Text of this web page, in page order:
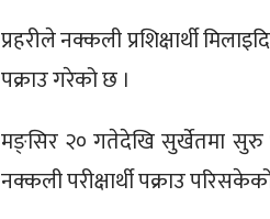
प्रहरीले नक्कली प्रशिक्षार्थी
पक्राउ गरेको छ ।
मङ्सिर २० गतेदेखि सुर्खेतमा सुरु
नक्कली परीक्षार्थी पक्राउ